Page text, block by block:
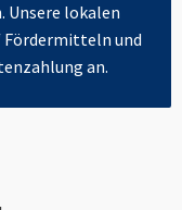
Unsere lokalen
Fördermitteln und
an.